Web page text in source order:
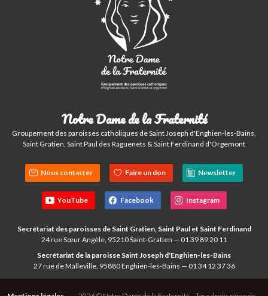
Notre Dame de la Fraternité
Groupement des paroisses catholiques de Saint Joseph d'Enghien-les-Bains,
Saint Gratien, Saint Paul des Raguenets & Saint Ferdinand d'Orgemont
Nous contacter Faire un don Newsletter
YouTube Facebook Instagram
Secrétariat des paroisses de Saint Gratien, Saint Paul et Saint Ferdinand
24 rue Sœur Angèle, 95210 Saint-Gratien — 01 39 89 20 11
Secrétariat de la paroisse Saint Joseph d'Enghien-les-Bains
27 rue de Malleville, 95880 Enghien-les-Bains — 01 34 12 37 36